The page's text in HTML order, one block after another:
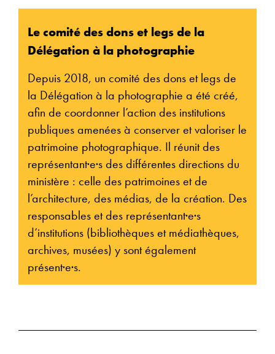
Le comité des dons et legs de la
Délégation à la photographie
Depuis 2018, un comité des dons et legs de
la Délégation à la photographie a été créé,
afin de coordonner l’action des institutions
publiques amenées à conserver et valoriser le
patrimoine photographique. Il réunit des
représentant·e·s des différentes directions du
ministère : celle des patrimoines et de
l’architecture, des médias, de la création. Des
responsables et des représentant·e·s
d’institutions (bibliothèques et médiathèques,
archives, musées) y sont également
présent·e·s.